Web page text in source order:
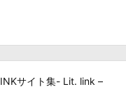
INKサイト集- Lit. link –